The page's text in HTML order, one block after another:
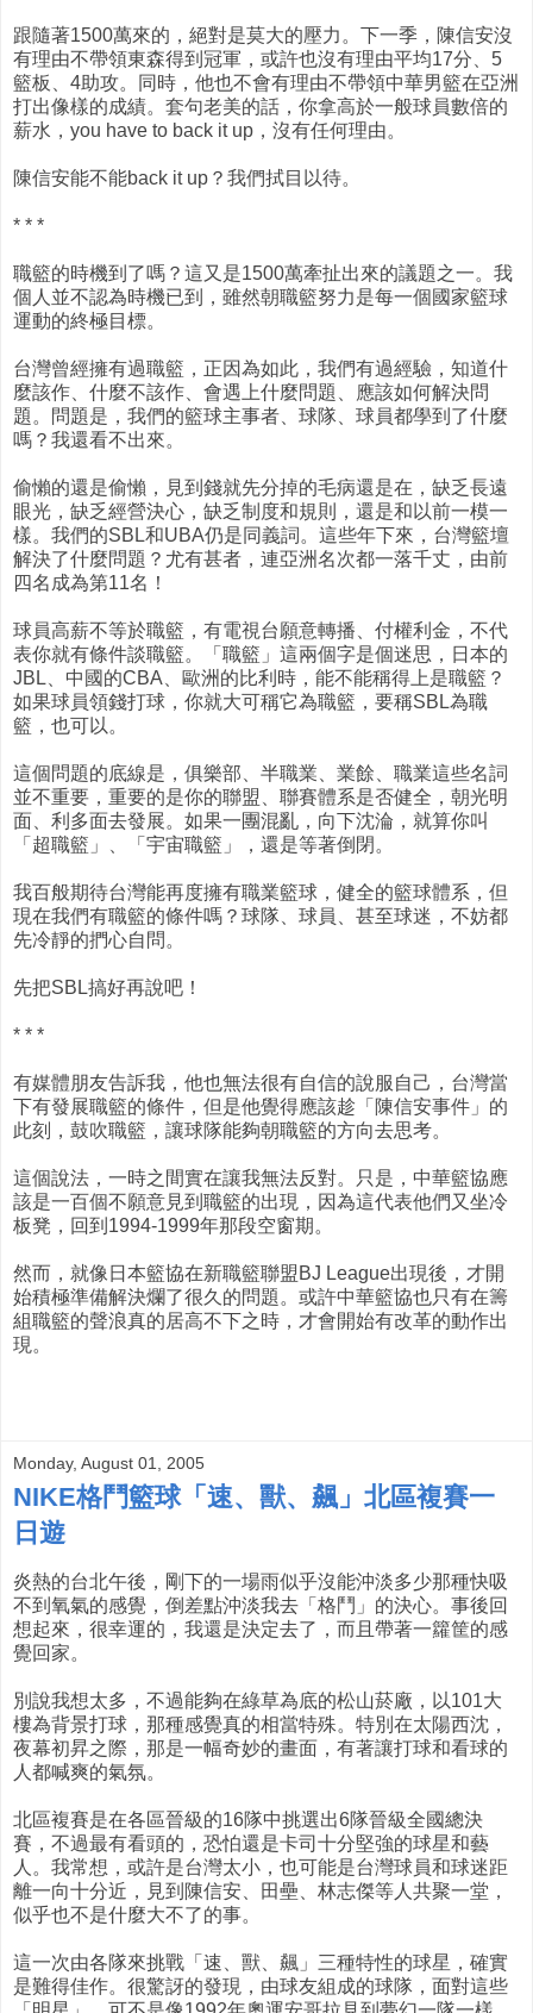
跟隨著1500萬來的，絕對是莫大的壓力。下一季，陳信安沒
有理由不帶領東森得到冠軍，或許也沒有理由平均17分、5
籃板、4助攻。同時，他也不會有理由不帶領中華男籃在亞洲
打出像樣的成績。套句老美的話，你拿高於一般球員數倍的
薪水，you have to back it up，沒有任何理由。
陳信安能不能back it up？我們拭目以待。
* * *
職籃的時機到了嗎？這又是1500萬牽扯出來的議題之一。我
個人並不認為時機已到，雖然朝職籃努力是每一個國家籃球
運動的終極目標。
台灣曾經擁有過職籃，正因為如此，我們有過經驗，知道什
麼該作、什麼不該作、會遇上什麼問題、應該如何解決問
題。問題是，我們的籃球主事者、球隊、球員都學到了什麼
嗎？我還看不出來。
偷懶的還是偷懶，見到錢就先分掉的毛病還是在，缺乏長遠
眼光，缺乏經營決心，缺乏制度和規則，還是和以前一模一
樣。我們的SBL和UBA仍是同義詞。這些年下來，台灣籃壇
解決了什麼問題？尤有甚者，連亞洲名次都一落千丈，由前
四名成為第11名！
球員高薪不等於職籃，有電視台願意轉播、付權利金，不代
表你就有條件談職籃。「職籃」這兩個字是個迷思，日本的
JBL、中國的CBA、歐洲的比利時，能不能稱得上是職籃？
如果球員領錢打球，你就大可稱它為職籃，要稱SBL為職
籃，也可以。
這個問題的底線是，俱樂部、半職業、業餘、職業這些名詞
並不重要，重要的是你的聯盟、聯賽體系是否健全，朝光明
面、利多面去發展。如果一團混亂，向下沈淪，就算你叫
「超職籃」、「宇宙職籃」，還是等著倒閉。
我百般期待台灣能再度擁有職業籃球，健全的籃球體系，但
現在我們有職籃的條件嗎？球隊、球員、甚至球迷，不妨都
先冷靜的捫心自問。
先把SBL搞好再說吧！
* * *
有媒體朋友告訴我，他也無法很有自信的說服自己，台灣當
下有發展職籃的條件，但是他覺得應該趁「陳信安事件」的
此刻，鼓吹職籃，讓球隊能夠朝職籃的方向去思考。
這個說法，一時之間實在讓我無法反對。只是，中華籃協應
該是一百個不願意見到職籃的出現，因為這代表他們又坐冷
板凳，回到1994-1999年那段空窗期。
然而，就像日本籃協在新職籃聯盟BJ League出現後，才開
始積極準備解決爛了很久的問題。或許中華籃協也只有在籌
組職籃的聲浪真的居高不下之時，才會開始有改革的動作出
現。
Monday, August 01, 2005
NIKE格鬥籃球「速、獸、飆」北區複賽一
日遊
炎熱的台北午後，剛下的一場雨似乎沒能沖淡多少那種快吸
不到氧氣的感覺，倒差點沖淡我去「格鬥」的決心。事後回
想起來，很幸運的，我還是決定去了，而且帶著一籮筐的感
覺回家。
別說我想太多，不過能夠在綠草為底的松山菸廠，以101大
樓為背景打球，那種感覺真的相當特殊。特別在太陽西沈，
夜幕初昇之際，那是一幅奇妙的畫面，有著讓打球和看球的
人都喊爽的氣氛。
北區複賽是在各區晉級的16隊中挑選出6隊晉級全國總決
賽，不過最有看頭的，恐怕還是卡司十分堅強的球星和藝
人。我常想，或許是台灣太小，也可能是台灣球員和球迷距
離一向十分近，見到陳信安、田壘、林志傑等人共聚一堂，
似乎也不是什麼大不了的事。
這一次由各隊來挑戰「速、獸、飆」三種特性的球星，確實
是難得佳作。很驚訝的發現，由球友組成的球隊，面對這些